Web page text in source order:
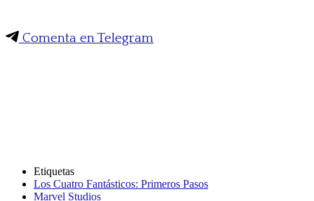
Comenta en Telegram
Etiquetas
Los Cuatro Fantásticos: Primeros Pasos
Marvel Studios